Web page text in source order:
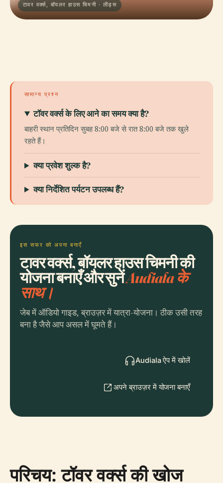
टावर वर्क्स, बॉयलर हाउस चिमनी · लीड्स
सामान्य प्रश्न
टॉवर वर्क्स के लिए आने का समय क्या है?
बाहरी स्थान प्रतिदिन सुबह 8:00 बजे से रात 8:00 बजे तक खुले
रहते हैं।
क्या प्रवेश शुल्क है?
क्या निर्देशित पर्यटन उपलब्ध हैं?
इस सफर को अपना बनाएँ
टावर वर्क्स, बॉयलर हाउस चिमनी की
योजना बनाएँ और सुनेंAudiala के
साथ।
जेब में ऑडियो गाइड, ब्राउज़र में यात्रा-योजना। ठीक उसी तरह
बना है जैसे आप असल में घूमते हैं।
Audiala ऐप में खोलें
अपने ब्राउज़र में योजना बनाएँ
परिचय: टॉवर वर्क्स की खोज